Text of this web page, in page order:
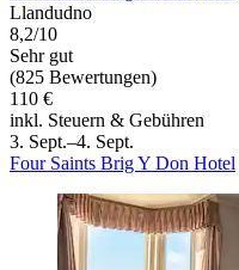
Llandudno
8,2/10
Sehr gut
(825 Bewertungen)
110 €
inkl. Steuern & Gebühren
3. Sept.–4. Sept.
Four Saints Brig Y Don Hotel